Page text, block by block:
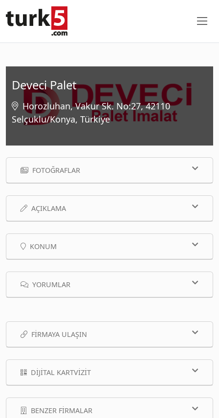
Deveci Palet
Horozluhan, Vakur Sk. No:27, 42110
Selçuklu/Konya, Türkiye
FOTOĞRAFLAR
AÇIKLAMA
KONUM
YORUMLAR
FIRMAYA ULAŞIN
DIJITAL KARTVIZIT
BENZER FIRMALAR